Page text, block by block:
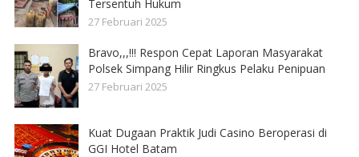
Tersentuh Hukum
27 Februari 2025
Bravo,,,!!! Respon Cepat Laporan Masyarakat
Polsek Simpang Hilir Ringkus Pelaku Penipuan
27 Februari 2025
Kuat Dugaan Praktik Judi Casino Beroperasi di
GGI Hotel Batam